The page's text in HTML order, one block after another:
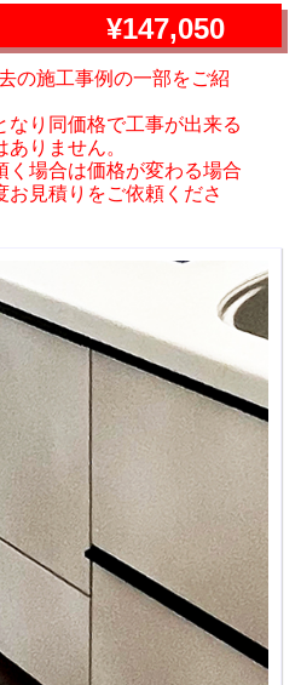
¥147,050
の施工事例の一部をご紹
なり同価格で工事が出来る
りません。
く場合は価格が変わる場合
お見積りをご依頼くださ